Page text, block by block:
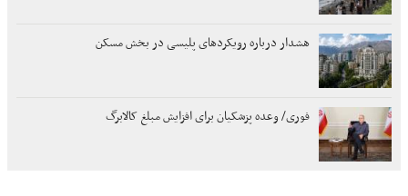
هشدار درباره رویکردهای پلیسی در بخش مسکن
فوری/ وعده پزشکیان برای افزایش مبلغ کالابرگ